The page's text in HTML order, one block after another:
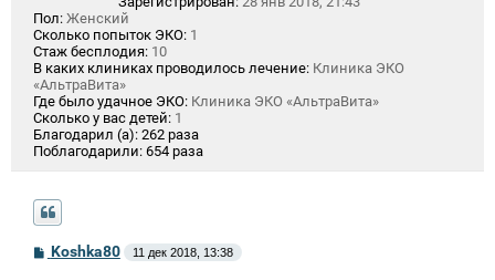
Пол: Женский
Сколько попыток ЭКО: 1
Стаж бесплодия: 10
В каких клиниках проводилось лечение: Клиника ЭКО
«АльтраВита»
Где было удачное ЭКО: Клиника ЭКО «АльтраВита»
Сколько у вас детей: 1
Благодарил (а): 262 раза
Поблагодарили: 654 раза
С
о
Koshka80 11 дек 2018, 13:38